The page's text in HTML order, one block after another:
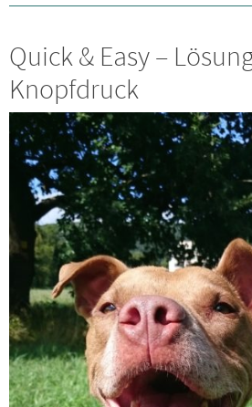
Quick & Easy –
Knopfdruck